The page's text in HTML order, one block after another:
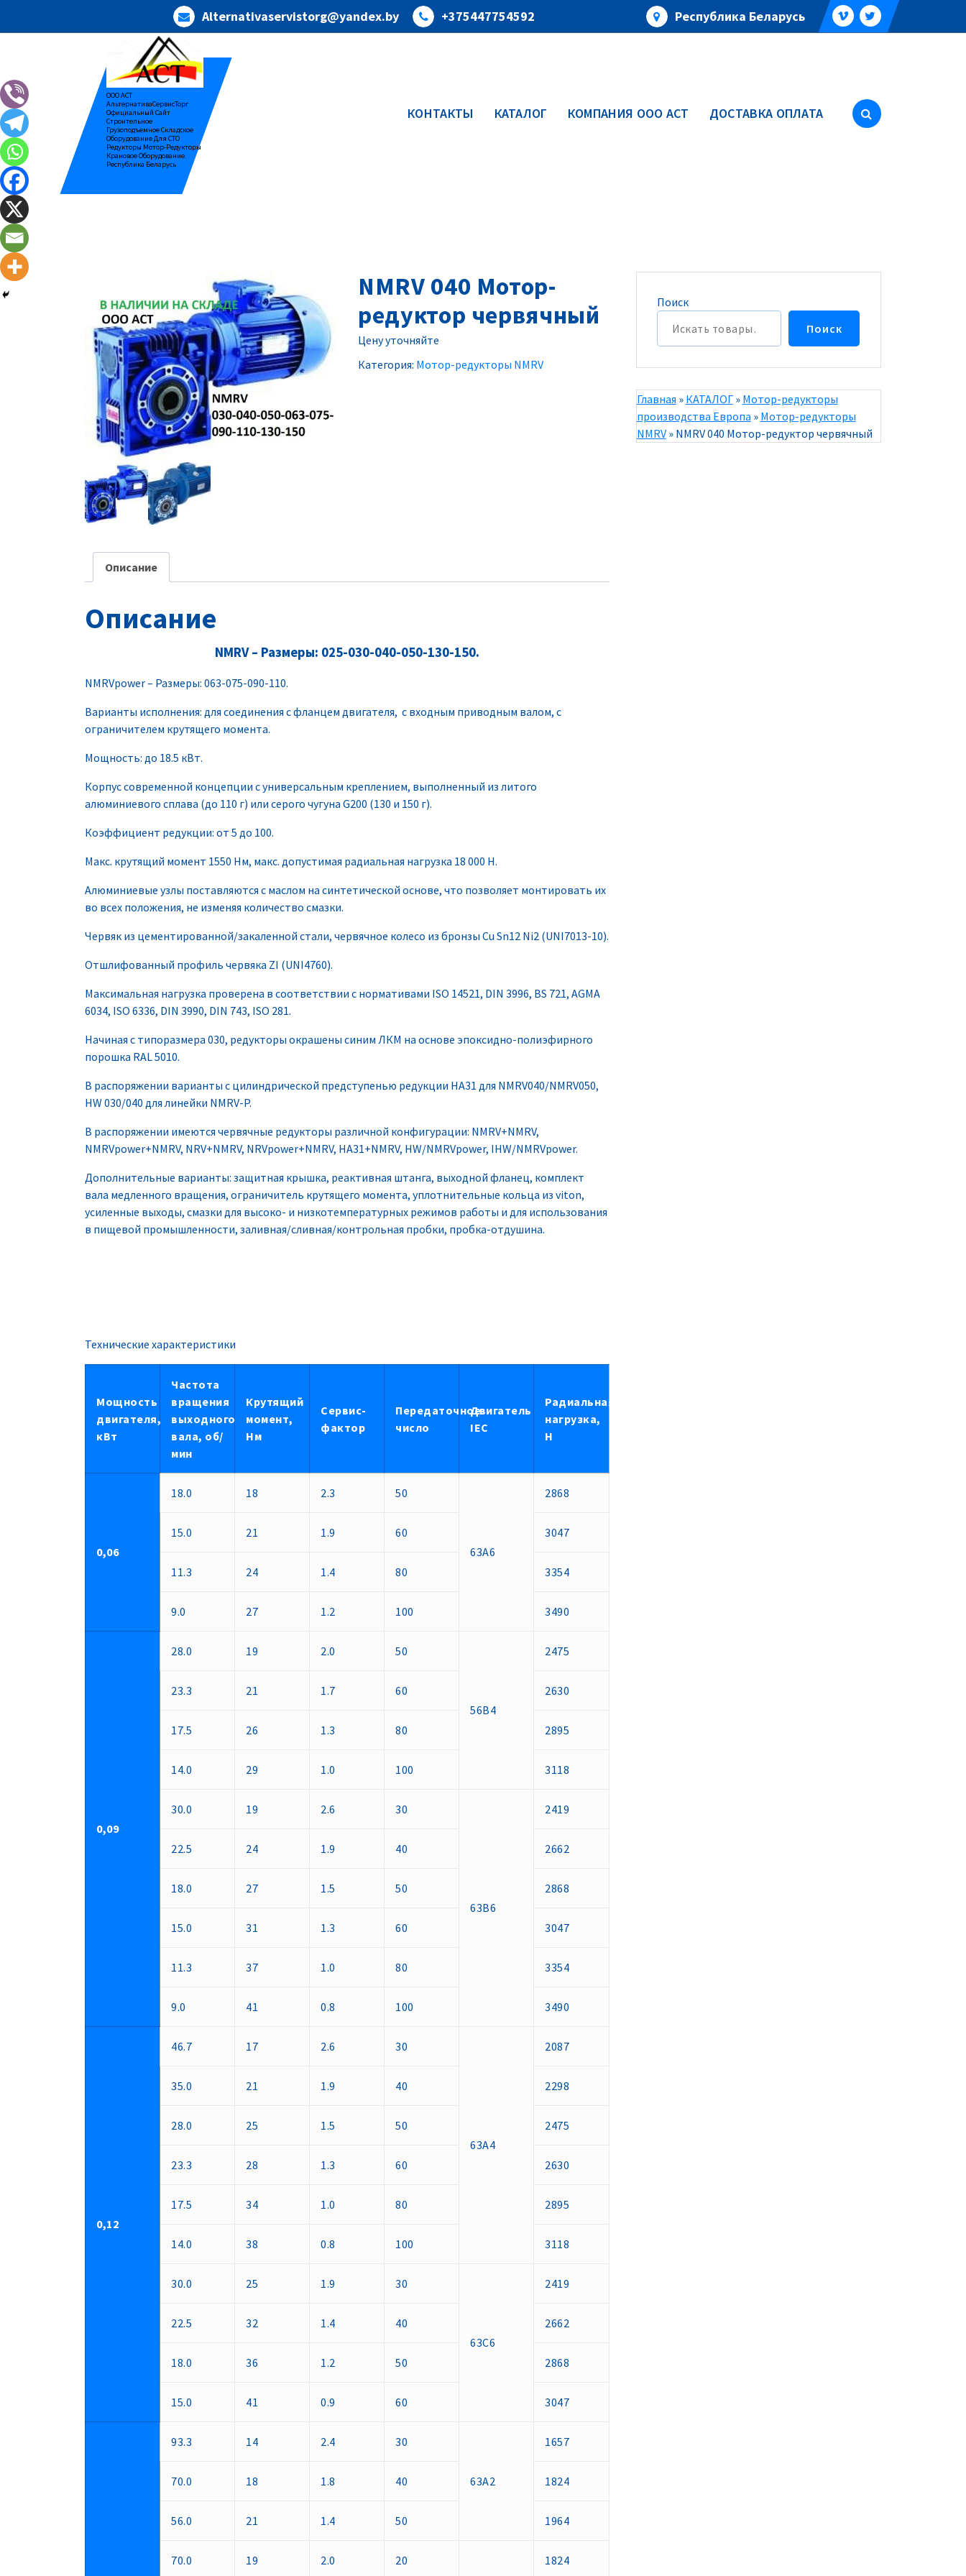
Alternativaservistorg@yandex.by +375447754592 Республика Беларусь
ООО АСТ
АльтернативаСервисТорг
Официальный Сайт
Строительное
Грузоподъемное Складское
Оборудование Для СТО
Редукторы Мотор-Редукторы
Крановое Оборудование.
Республика Беларусь
КОНТАКТЫ КАТАЛОГ КОМПАНИЯ ООО АСТ ДОСТАВКА ОПЛАТА
NMRV 040 Мотор-
редуктор червячный
Цену уточняйте
Категория: Мотор-редукторы NMRV
Описание
Описание
NMRV – Размеры: 025-030-040-050-130-150.
NMRVpower – Размеры: 063-075-090-110.
Варианты исполнения: для соединения с фланцем двигателя, с входным приводным валом, с
ограничителем крутящего момента.
Мощность: до 18.5 кВт.
Корпус современной концепции с универсальным креплением, выполненный из литого
алюминиевого сплава (до 110 г) или серого чугуна G200 (130 и 150 г).
Коэффициент редукции: от 5 до 100.
Макс. крутящий момент 1550 Нм, макс. допустимая радиальная нагрузка 18 000 Н.
Алюминиевые узлы поставляются с маслом на синтетической основе, что позволяет монтировать их
во всех положения, не изменяя количество смазки.
Червяк из цементированной/закаленной стали, червячное колесо из бронзы Cu Sn12 Ni2 (UNI7013-10).
Отшлифованный профиль червяка ZI (UNI4760).
Максимальная нагрузка проверена в соответствии с нормативами ISO 14521, DIN 3996, BS 721, AGMA
6034, ISO 6336, DIN 3990, DIN 743, ISO 281.
Начиная с типоразмера 030, редукторы окрашены синим ЛКМ на основе эпоксидно-полиэфирного
порошка RAL 5010.
В распоряжении варианты с цилиндрической предступенью редукции HA31 для NMRV040/NMRV050,
HW 030/040 для линейки NMRV-P.
В распоряжении имеются червячные редукторы различной конфигурации: NMRV+NMRV,
NMRVpower+NMRV, NRV+NMRV, NRVpower+NMRV, HA31+NMRV, HW/NMRVpower, IHW/NMRVpower.
Дополнительные варианты: защитная крышка, реактивная штанга, выходной фланец, комплект
вала медленного вращения, ограничитель крутящего момента, уплотнительные кольца из viton,
усиленные выходы, смазки для высоко- и низкотемпературных режимов работы и для использования
в пищевой промышленности, заливная/сливная/контрольная пробки, пробка-отдушина.
Технические характеристики
Мощность
двигателя,
кВт
Частота
вращения
выходного
вала, об/
мин
Крутящий
момент,
Нм
Сервис-
фактор
Передаточное
число
Двигатель
IEC
Радиальная
нагрузка,
Н
0,06
18.0 18 2.3 50
63А6
2868
15.0 21 1.9 60 3047
11.3 24 1.4 80 3354
9.0 27 1.2 100 3490
0,09
28.0 19 2.0 50
56B4
2475
23.3 21 1.7 60 2630
17.5 26 1.3 80 2895
14.0 29 1.0 100 3118
30.0 19 2.6 30
63B6
2419
22.5 24 1.9 40 2662
18.0 27 1.5 50 2868
15.0 31 1.3 60 3047
11.3 37 1.0 80 3354
9.0 41 0.8 100 3490
0,12
46.7 17 2.6 30
63A4
2087
35.0 21 1.9 40 2298
28.0 25 1.5 50 2475
23.3 28 1.3 60 2630
17.5 34 1.0 80 2895
14.0 38 0.8 100 3118
30.0 25 1.9 30
63C6
2419
22.5 32 1.4 40 2662
18.0 36 1.2 50 2868
15.0 41 0.9 60 3047
93.3 14 2.4 30
63A2
1657
70.0 18 1.8 40 1824
56.0 21 1.4 50 1964
70.0 19 2.0 20 1824
Поиск
Поиск
Главная » КАТАЛОГ » Мотор-редукторы
производства Европа » Мотор-редукторы
NMRV »NMRV 040 Мотор-редуктор червячный